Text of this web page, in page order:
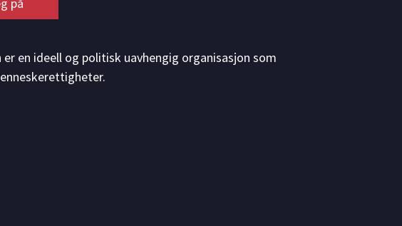
en ideell og politisk uavhengig organisasjon som